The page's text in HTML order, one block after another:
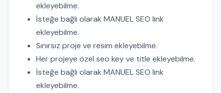
ekleyebilme.
İsteğe bağlı olarak MANUEL SEO link
ekleyebilme.
Sınırsız proje ve resim ekleyebilme.
Her projeye özel seo key ve title ekleyebilme.
İsteğe bağlı olarak MANUEL SEO link
ekleyebilme.